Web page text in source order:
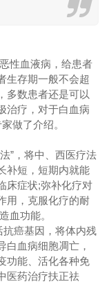
性血液病，给患者
生存期一般不会超
多数患者还是可以
治疗，对于白血病
做了介绍。
”，将中、西医疗法
补短，短期内就能
床症状;弥补化疗对
用，克服化疗的耐
血功能。
癌基因，将体内残
白血病细胞凋亡，
功能、活化各种免
医药治疗扶正祛